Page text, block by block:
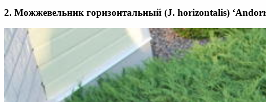
2. Можжевельник горизонтальный (J. horizontalis)